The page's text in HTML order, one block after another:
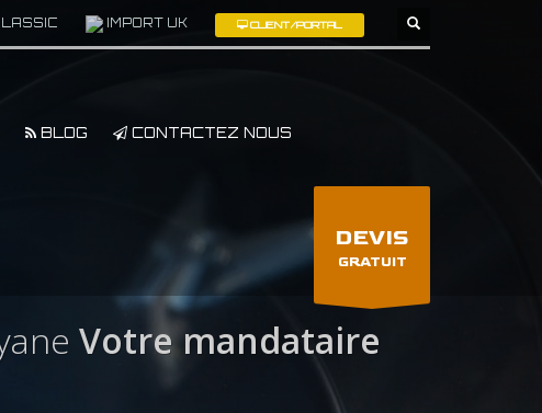
IMPORT UK CLIENT/PORTAL
BLOG CONTACTEZ NOUS
DEVIS
GRATUIT
Votre mandataire